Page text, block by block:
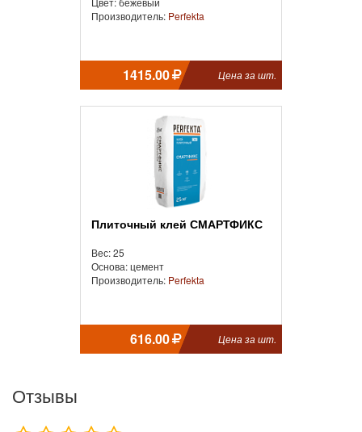
Производитель: Perfekta
1415.00 Цена за шт.
Плиточный клей СМАРТФИКС
Вес: 25
Основа: цемент
Производитель: Perfekta
616.00 Цена за шт.
Отзывы